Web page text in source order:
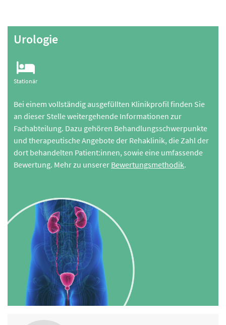
Urologie
Stationär
Bei einem vollständig ausgefüllten Klinikprofil finden Sie
an dieser Stelle weitergehende Informationen zur
Fachabteilung. Dazu gehören Behandlungsschwerpunkte
und therapeutische Angebote der Rehaklinik, die Zahl der
dort behandelten Patient:innen, sowie eine umfassende
Bewertung. Mehr zu unserer Bewertungsmethodik.